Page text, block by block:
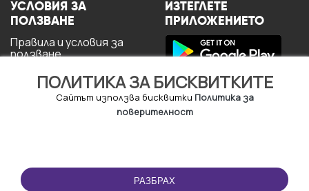
ПОЛИТИКА ЗА БИСКВИТКИТЕ
Сайтът използва бисквитки Политика за
поверителност
РАЗБРАХ
УСЛОВИЯ ЗА
ПОЛЗВАНЕ
Правила и условия за
ползване
поверителност
Политика за кукита
ИЗТЕГЛЕТЕ
ПРИЛОЖЕНИЕТО